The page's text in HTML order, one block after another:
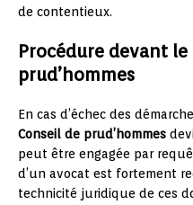
de contentieux.
Procédure devant le
prud’hommes
En cas d’échec des
Conseil de prud’hommes
peut être engagée par
d’un avocat est fortement
technicité juridique de ces